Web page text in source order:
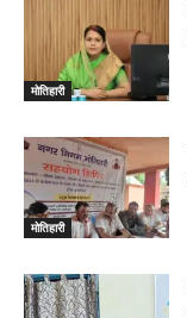
मोतिहारी
मोतिहारी